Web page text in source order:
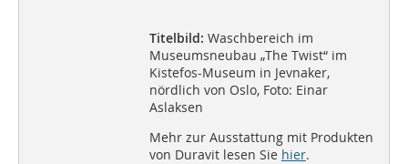
Titelbild: Waschbereich im
Museumsneubau „The Twist“ im
Kistefos-Museum in Jevnaker,
nördlich von Oslo, Foto: Einar
Aslaksen
Mehr zur Ausstattung mit Produkten
von Duravit lesen Sie hier.